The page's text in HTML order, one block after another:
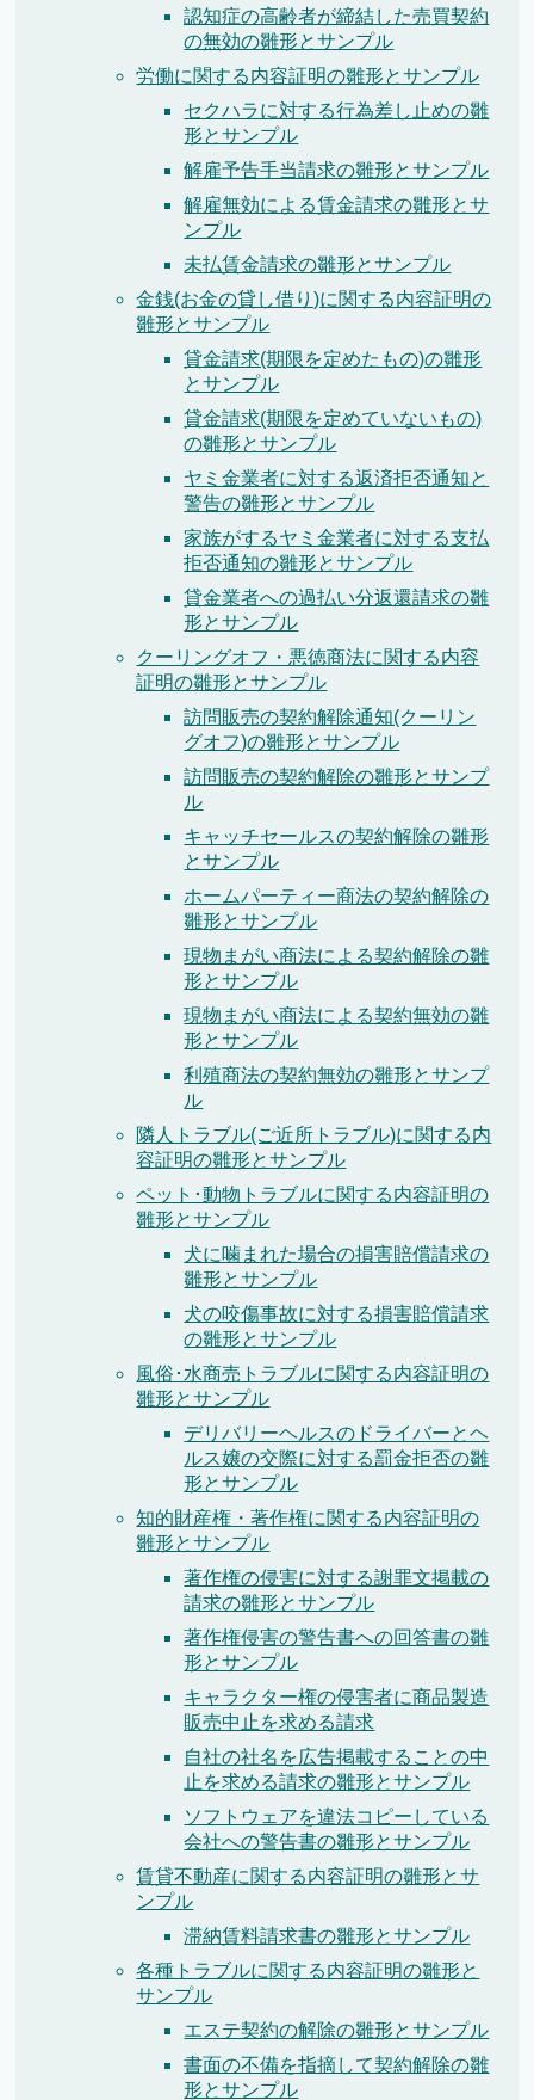
認知症の高齢者が締結した売買契約
の無効の雛形とサンプル
労働に関する内容証明の雛形とサンプル
セクハラに対する行為差し止めの雛
形とサンプル
解雇予告手当請求の雛形とサンプル
解雇無効による賃金請求の雛形とサ
ンプル
未払賃金請求の雛形とサンプル
金銭(お金の貸し借り)に関する内容証明の
雛形とサンプル
貸金請求(期限を定めたもの)の雛形
とサンプル
貸金請求(期限を定めていないもの)
の雛形とサンプル
ヤミ金業者に対する返済拒否通知と
警告の雛形とサンプル
家族がするヤミ金業者に対する支払
拒否通知の雛形とサンプル
貸金業者への過払い分返還請求の雛
形とサンプル
クーリングオフ・悪徳商法に関する内容
証明の雛形とサンプル
訪問販売の契約解除通知(クーリン
グオフ)の雛形とサンプル
訪問販売の契約解除の雛形とサンプ
ル
キャッチセールスの契約解除の雛形
とサンプル
ホームパーティー商法の契約解除の
雛形とサンプル
現物まがい商法による契約解除の雛
形とサンプル
現物まがい商法による契約無効の雛
形とサンプル
利殖商法の契約無効の雛形とサンプ
ル
隣人トラブル(ご近所トラブル)に関する内
容証明の雛形とサンプル
ペット･動物トラブルに関する内容証明の
雛形とサンプル
犬に噛まれた場合の損害賠償請求の
雛形とサンプル
犬の咬傷事故に対する損害賠償請求
の雛形とサンプル
風俗･水商売トラブルに関する内容証明の
雛形とサンプル
デリバリーヘルスのドライバーとヘ
ルス嬢の交際に対する罰金拒否の雛
形とサンプル
知的財産権・著作権に関する内容証明の
雛形とサンプル
著作権の侵害に対する謝罪文掲載の
請求の雛形とサンプル
著作権侵害の警告書への回答書の雛
形とサンプル
キャラクター権の侵害者に商品製造
販売中止を求める請求
自社の社名を広告掲載することの中
止を求める請求の雛形とサンプル
ソフトウェアを違法コピーしている
会社への警告書の雛形とサンプル
賃貸不動産に関する内容証明の雛形とサ
ンプル
滞納賃料請求書の雛形とサンプル
各種トラブルに関する内容証明の雛形と
サンプル
エステ契約の解除の雛形とサンプル
書面の不備を指摘して契約解除の雛
形とサンプル